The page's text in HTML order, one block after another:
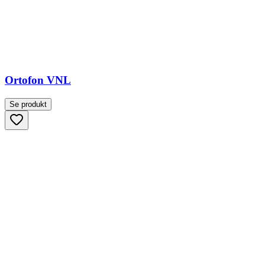
Ortofon VNL
Se produkt